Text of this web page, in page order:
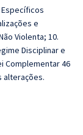
Específicos
e
Violenta; 10.
Disciplinar e
Complementar 46
alterações.